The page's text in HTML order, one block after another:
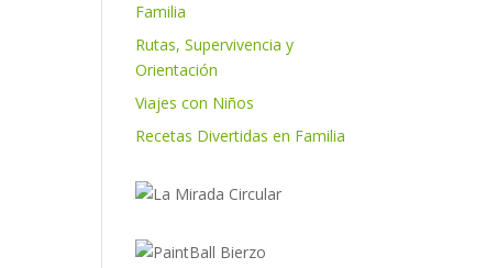
Familia
Rutas, Supervivencia y
Orientación
Viajes con Niños
Recetas Divertidas en Familia